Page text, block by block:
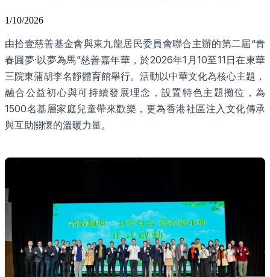
1/10/2026
由拾壹慈善基金會與東九龍居民委員會聯合主辦的第二屆“青
春圓夢·以夢為馬”慈善嘉年華，於2026年1月10至11日在東華
三院東蒲胡李名靜體育館舉行。活動以中華文化為核心主題，
融合公益初心與可持續發展理念，設置特色主題攤位，為
1500名基層家庭兒童帶來歡樂，更為香港社區注入文化傳承
與互助關懷的溫暖力量。